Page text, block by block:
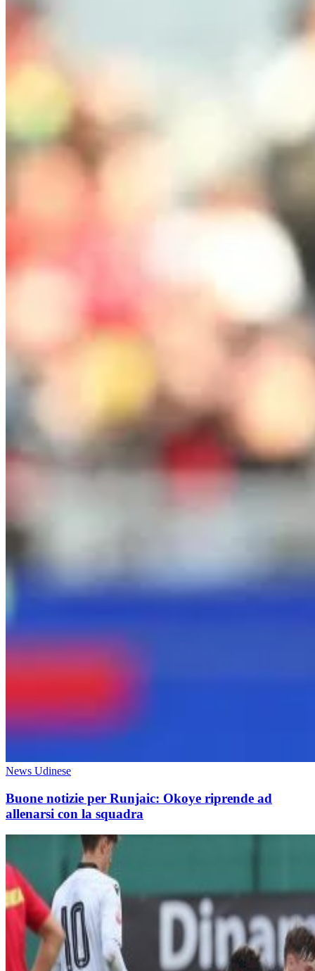
News Udinese
Buone notizie per Runjaic: Okoye riprende ad
allenarsi con la squadra